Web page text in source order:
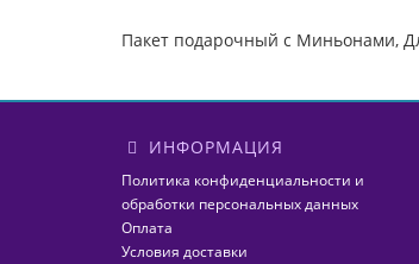
Пакет подарочный с Миньонами,
ИНФОРМАЦИЯ
Политика конфиденциальности и
обработки персональных данных
Оплата
Условия доставки